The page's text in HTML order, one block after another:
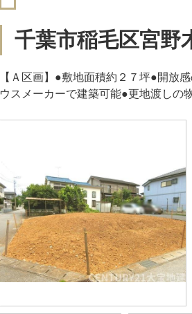
千葉市稲毛区宮
【Ａ区画】●敷地面積約２７坪●開放
ウスメーカーで建築可能●更地渡しの